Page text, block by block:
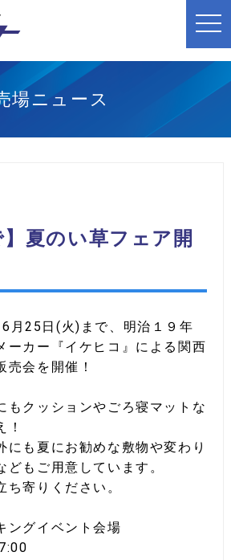
t
o
n
g
場ニュース
】夏のい草フェア開
月25日(火)まで、明治１９年
ーカー『イケヒコ』による関西
売会を開催！
もクッションやごろ寝マットな
！
にも夏にお勧めな敷物や変わり
どもご用意しています。
寄りください。
ングイベント会場